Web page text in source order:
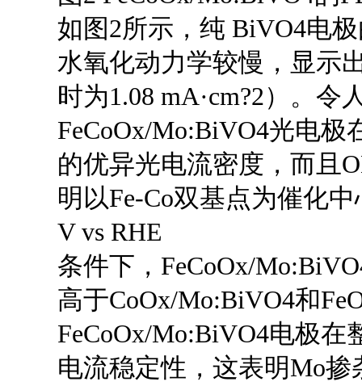
如图2所示，纯 BiVO4电
水氧化动力学较慢，显示
时为1.08 mA·cm?2）。令
FeCoOx/Mo:BiVO4光电极
的优异光电流密度，而且
明以Fe-Co双基点为催化
V vs RHE
条件下，FeCoOx/
高于CoOx/Mo:BiVO4和
FeCoOx/Mo:BiVO4电极
电流稳定性，这表明Mo掺